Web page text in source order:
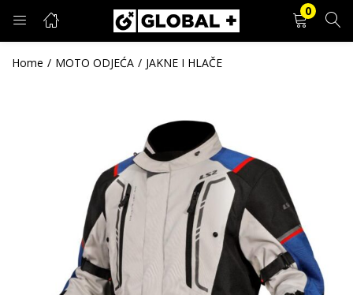
0
PRIJAVA REGISTRACIJA
Zapamti me
Prijava
Home MOTO ODJEĆA JAKNE I HLAČE